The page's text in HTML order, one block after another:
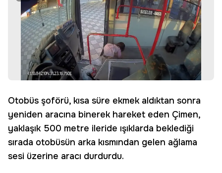
Otobüs şoförü, kısa süre ekmek aldıktan sonra
yeniden aracına binerek hareket eden Çimen,
yaklaşık 500 metre ileride ışıklarda beklediği
sırada otobüsün arka kısmından gelen ağlama
sesi üzerine aracı durdurdu.